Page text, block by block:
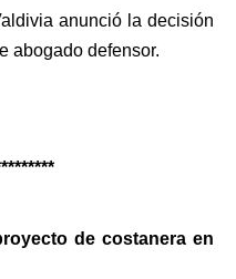
anunció la decisión
abogado defensor.
de costanera en